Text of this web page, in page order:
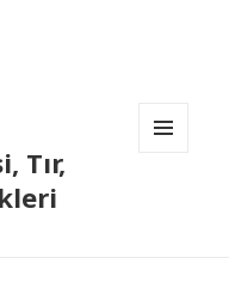
Tır,